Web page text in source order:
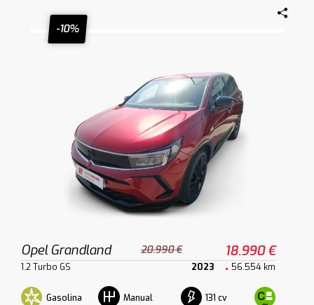
-10%
Opel Grandland 20.990 € 18.990 €
1.2 Turbo GS 2023 56.554 km
Gasolina Manual 131 cv